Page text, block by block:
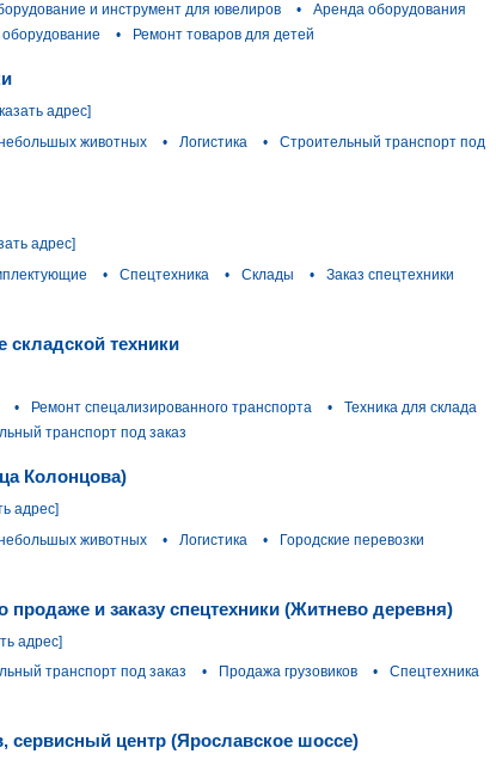
и инструмент для ювелиров •
Аренда оборудования
• Ремонт товаров для детей
адрес]
животных • Логистика •
Строительный транспорт под
адрес]
• Спецтехника • Склады •
Заказ спецтехники
техники
• Ремонт спецализированного транспорта •
Техника для склада
транспорт под заказ
Колонцова)
адрес]
животных • Логистика •
Городские перевозки
продаже и заказу спецтехники (Житнево деревня)
адрес]
транспорт под заказ • Продажа грузовиков •
Спецтехника
сервисный центр (Ярославское шоссе)